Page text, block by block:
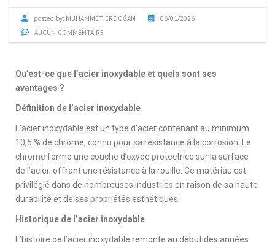
posted by: MUHAMMET ERDOĞAN
06/01/2026
AUCUN COMMENTAIRE
Qu’est-ce que l’acier inoxydable et quels sont ses
avantages ?
Définition de l’acier inoxydable
L’acier inoxydable est un type d’acier contenant au minimum
10,5 % de chrome, connu pour sa résistance à la corrosion. Le
chrome forme une couche d’oxyde protectrice sur la surface
de l’acier, offrant une résistance à la rouille. Ce matériau est
privilégié dans de nombreuses industries en raison de sa haute
durabilité et de ses propriétés esthétiques.
Historique de l’acier inoxydable
L’histoire de l’acier inoxydable remonte au début des années